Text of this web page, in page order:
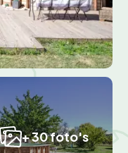
+ 30 foto's